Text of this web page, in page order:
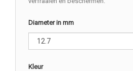
Diameter in mm
Kleur